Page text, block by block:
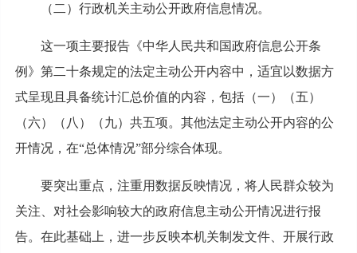
（二）行政机关主动公开政府信息情况。
这一项主要报告《中华人民共和国政府信息公开条
例》第二十条规定的法定主动公开内容中，适宜以数据方
式呈现且具备统计汇总价值的内容，包括（一）（五）
（六）（八）（九）共五项。其他法定主动公开内容的公
开情况，在“总体情况”部分综合体现。
要突出重点，注重用数据反映情况，将人民群众较为
关注、对社会影响较大的政府信息主动公开情况进行报
告。在此基础上，进一步反映本机关制发文件、开展行政